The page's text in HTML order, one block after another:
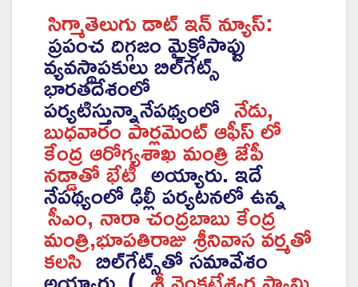
సిగ్మాతెలుగు డాట్ ఇన్ న్యూస్:
ప్రపంచ దిగ్గజం మైక్రోసాఫ్టు
వ్యవస్థాపకులు బిల్‌గేట్స్
భారతదేశంలో
పర్యటిస్తున్నానేపథ్యంలో నేడు,
బుధవారం పార్లమెంట్‌ ఆఫీస్ లో
కేంద్ర ఆరోగ్యశాఖ మంత్రి జేపీ
నడ్డాతో భేటీఅయ్యారు. ఇదే
నేపథ్యంలో ఢిల్లీ పర్యటనలో ఉన్న
సీఎం, నారా చంద్రబాబు కేంద్ర
మంత్రి,భూపతిరాజు శ్రీనివాస వర్మతో
కలసి బిల్‌గేట్స్‌తో సమావేశం